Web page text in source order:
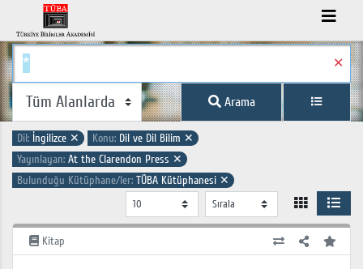
✕
Arama
Dil: İngilizce ✕ Konu: Dil ve Dil Bilim ✕
Yayınlayan: At the Clarendon Press ✕
Bulunduğu Kütüphane/ler: TÜBA Kütüphanesi ✕
Kitap